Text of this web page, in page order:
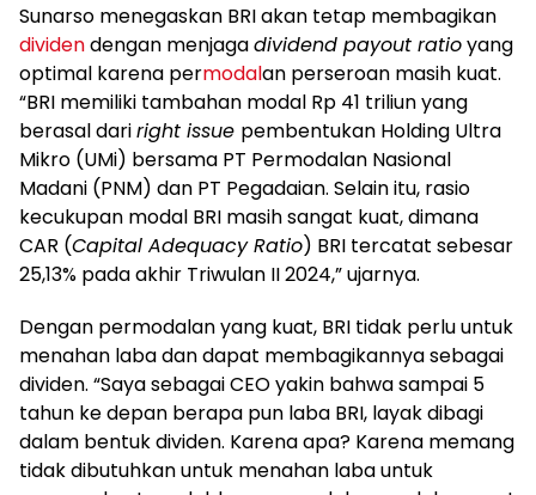
Sunarso menegaskan BRI akan tetap membagikan
dividendengan menjagadividend payout ratioyang
optimal karena permodalan perseroan masih kuat.
“BRI memiliki tambahan modal Rp 41 triliun yang
berasal dariright issue pembentukan Holding Ultra
Mikro (UMi) bersama PT Permodalan Nasional
Madani (PNM) dan PT Pegadaian. Selain itu, rasio
kecukupan modal BRI masih sangat kuat, dimana
CAR (Capital Adequacy Ratio) BRI tercatat sebesar
25,13% pada akhir Triwulan II 2024,” ujarnya.
Dengan permodalan yang kuat, BRI tidak perlu untuk
menahan laba dan dapat membagikannya sebagai
dividen. “Saya sebagai CEO yakin bahwa sampai 5
tahun ke depan berapa pun laba BRI, layak dibagi
dalam bentuk dividen. Karena apa? Karena memang
tidak dibutuhkan untuk menahan laba untuk